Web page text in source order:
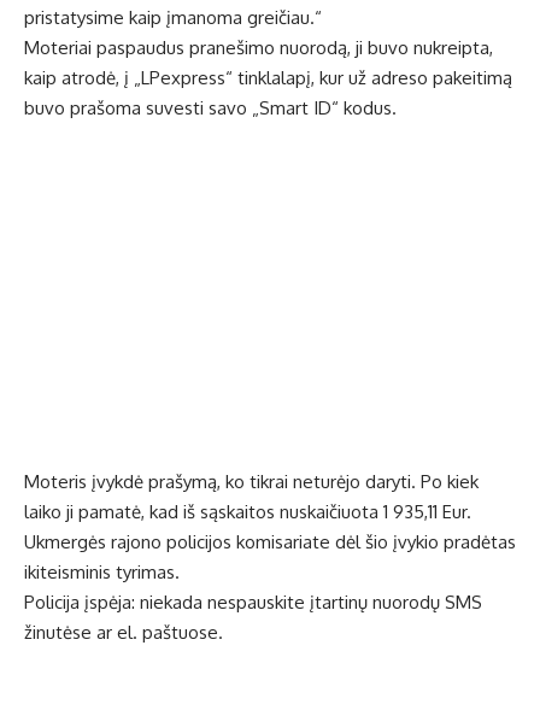
pristatysime kaip įmanoma greičiau.“
Moteriai paspaudus pranešimo nuorodą, ji buvo nukreipta,
kaip atrodė, į „LPexpress“ tinklalapį, kur už adreso pakeitimą
buvo prašoma suvesti savo „Smart ID“ kodus.
Moteris įvykdė prašymą, ko tikrai neturėjo daryti. Po kiek
laiko ji pamatė, kad iš sąskaitos nuskaičiuota 1 935,11 Eur.
Ukmergės rajono policijos komisariate dėl šio įvykio pradėtas
ikiteisminis tyrimas.
Policija įspėja: niekada nespauskite įtartinų nuorodų SMS
žinutėse ar el. paštuose.